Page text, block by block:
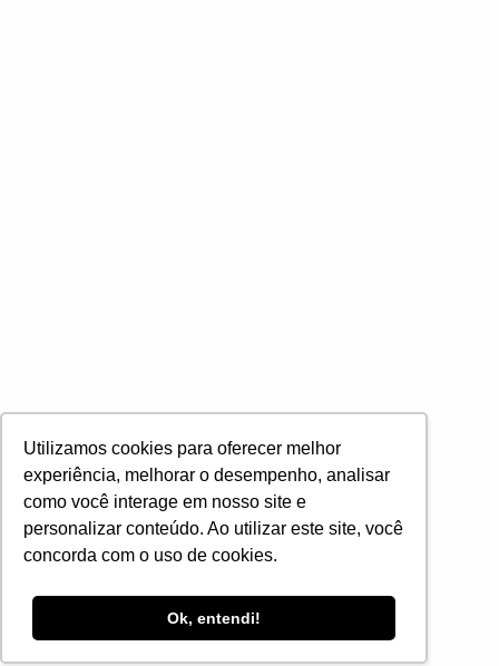
Utilizamos cookies para oferecer melhor
experiência, melhorar o desempenho, analisar
como você interage em nosso site e
personalizar conteúdo. Ao utilizar este site, você
concorda com o uso de cookies.
Ok, entendi!
Especialista em Comércio